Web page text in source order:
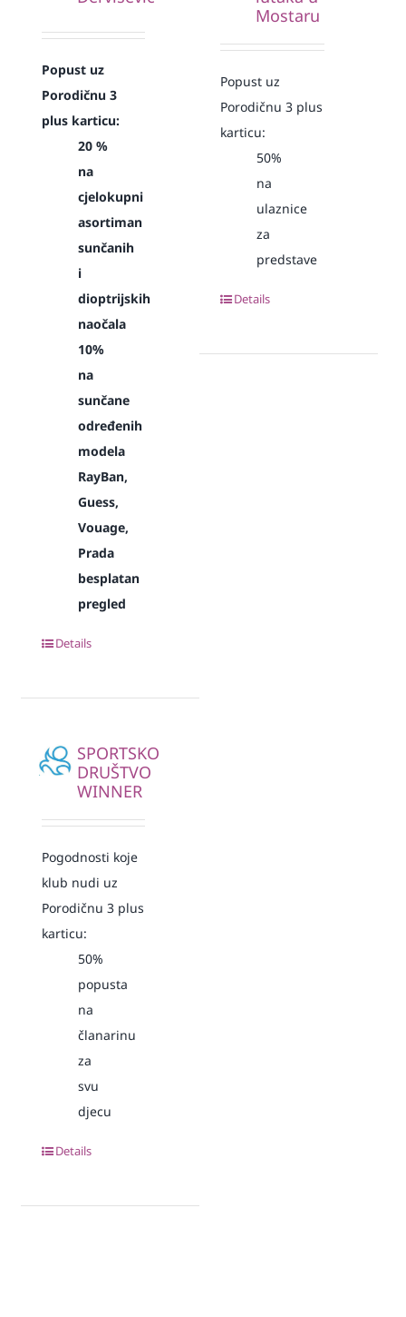
Popust uz
Porodičnu 3
plus karticu:
20 %
na
cjelokupni
asortiman
sunčanih
i
dioptrijskih
naočala
10%
na
sunčane
određenih
modela
RayBan,
Guess,
Vouage,
Prada
besplatan
pregled
Details
Mostaru
Popust uz
Porodičnu 3 plus
karticu:
50%
na
ulaznice
za
predstave
Details
SPORTSKO
DRUŠTVO
WINNER
Pogodnosti koje
klub nudi uz
Porodičnu 3 plus
karticu:
50%
popusta
na
članarinu
za
svu
djecu
Details